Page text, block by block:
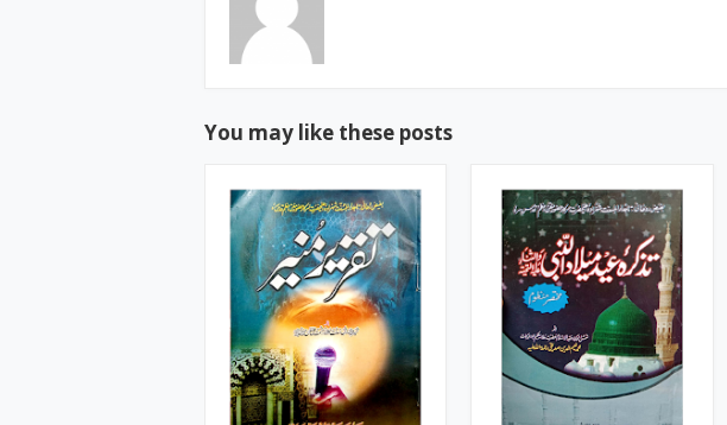
You may like these posts